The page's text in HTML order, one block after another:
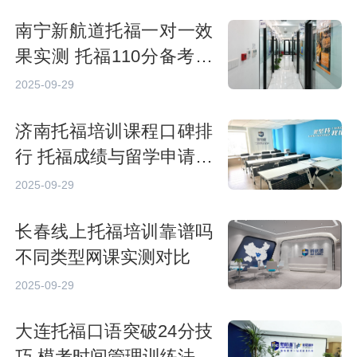
南宁新航道托福一对一效
果实测 托福110分备考瓶
颈突破策略
2025-09-29
济南托福培训课程口碑排
行 托福成绩与留学申请时
间匹配规划
2025-09-29
长春线上托福培训靠谱吗
不同类型网课实测对比
2025-09-29
大连托福口语突破24分技